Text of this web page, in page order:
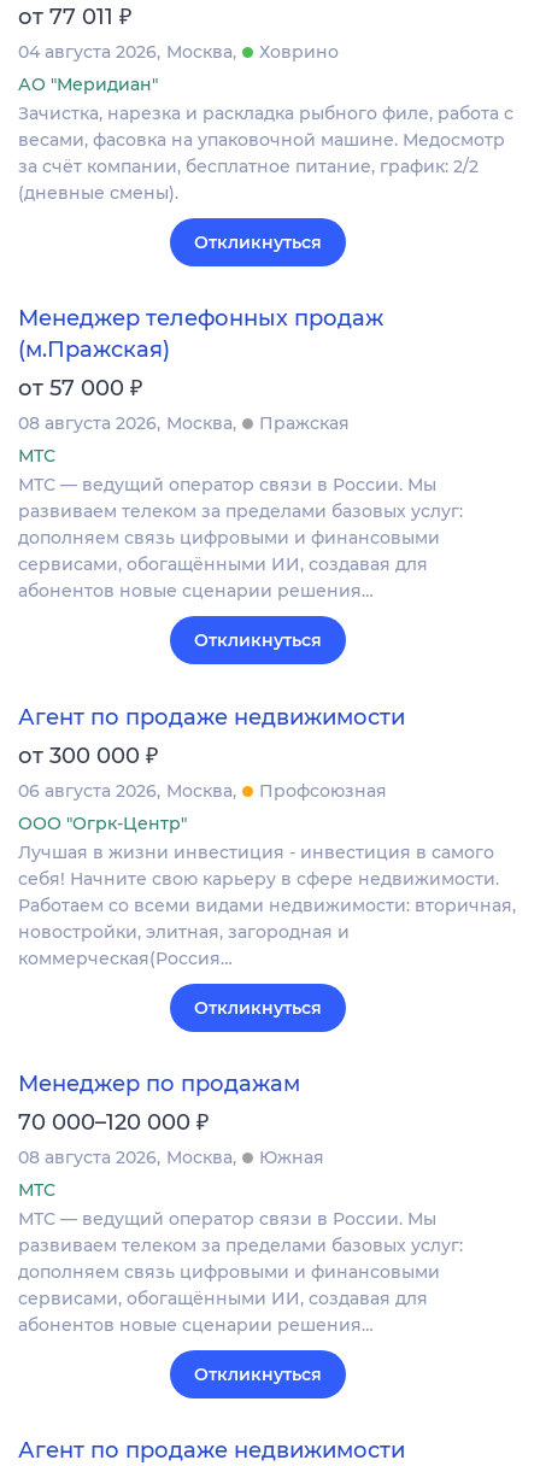
от 77 011 ₽
04 августа 2026 Москва
Ховрино
АО "Меридиан"
Зачистка, нарезка и раскладка рыбного филе, работа с
весами, фасовка на упаковочной машине. Медосмотр
за счёт компании, бесплатное питание, график: 2/2
(дневные смены).
Откликнуться
Менеджер телефонных продаж
(м.Пражская)
от 57 000 ₽
08 августа 2026 Москва
Пражская
МТС
МТС — ведущий оператор связи в России. Мы
развиваем телеком за пределами базовых услуг:
дополняем связь цифровыми и финансовыми
сервисами, обогащёнными ИИ, создавая для
абонентов новые сценарии решения…
Откликнуться
Агент по продаже недвижимости
от 300 000 ₽
06 августа 2026 Москва
Профсоюзная
ООО "Огрк-Центр"
Лучшая в жизни инвестиция - инвестиция в самого
себя! Начните свою карьеру в сфере недвижимости.
Работаем со всеми видами недвижимости: вторичная,
новостройки, элитная, загородная и
коммерческая(Россия…
Откликнуться
Менеджер по продажам
70 000–120 000 ₽
08 августа 2026 Москва
Южная
МТС
МТС — ведущий оператор связи в России. Мы
развиваем телеком за пределами базовых услуг:
дополняем связь цифровыми и финансовыми
сервисами, обогащёнными ИИ, создавая для
абонентов новые сценарии решения…
Откликнуться
Агент по продаже недвижимости